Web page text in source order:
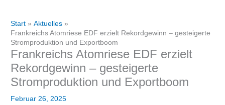
Start
Aktuelles
Frankreichs Atomriese EDF erzielt Rekordgewinn – gesteigerte
Stromproduktion und Exportboom
Frankreichs Atomriese EDF erzielt
Rekordgewinn – gesteigerte
Stromproduktion und Exportboom
Februar 26, 2025